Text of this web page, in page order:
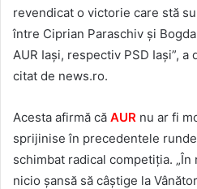
revendicat o victorie care stă
între Ciprian Paraschiv și
AUR Iaşi, respectiv PSD Iaşi”,
citat de news.ro.
Acesta afirmă că AUR nu ar fi
sprijinise în precedentele
schimbat radical competiția.
nicio șansă să câștige la